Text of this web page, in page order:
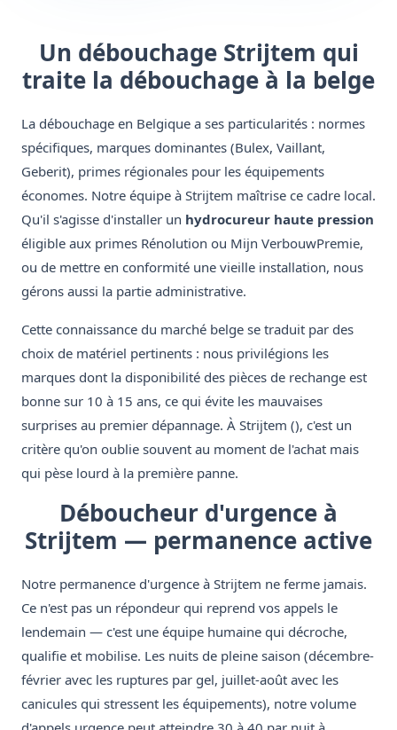
Un débouchage Strijtem qui
traite la débouchage à la belge
La débouchage en Belgique a ses particularités : normes
spécifiques, marques dominantes (Bulex, Vaillant,
Geberit), primes régionales pour les équipements
économes. Notre équipe à Strijtem maîtrise ce cadre local.
Qu'il s'agisse d'installer un hydrocureur haute pression
éligible aux primes Rénolution ou Mijn VerbouwPremie,
ou de mettre en conformité une vieille installation, nous
gérons aussi la partie administrative.
Cette connaissance du marché belge se traduit par des
choix de matériel pertinents : nous privilégions les
marques dont la disponibilité des pièces de rechange est
bonne sur 10 à 15 ans, ce qui évite les mauvaises
surprises au premier dépannage. À Strijtem (), c'est un
critère qu'on oublie souvent au moment de l'achat mais
qui pèse lourd à la première panne.
Déboucheur d'urgence à
Strijtem — permanence active
Notre permanence d'urgence à Strijtem ne ferme jamais.
Ce n'est pas un répondeur qui reprend vos appels le
lendemain — c'est une équipe humaine qui décroche,
qualifie et mobilise. Les nuits de pleine saison (décembre-
février avec les ruptures par gel, juillet-août avec les
canicules qui stressent les équipements), notre volume